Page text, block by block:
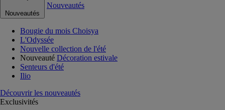
Nouveautés
Nouveautés
Bougie du mois Choisya
L'Odyssée
Nouvelle collection de l'été
Nouveauté Décoration estivale
Senteurs d'été
Ilio
Découvrir les nouveautés
Exclusivités